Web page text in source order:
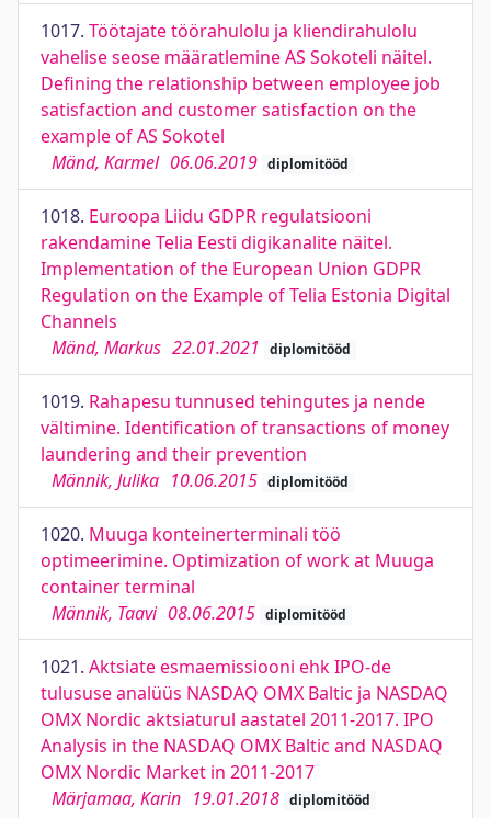
1017. Töötajate töörahulolu ja kliendirahulolu
vahelise seose määratlemine AS Sokoteli näitel.
Defining the relationship between employee job
satisfaction and customer satisfaction on the
example of AS Sokotel
Mänd, Karmel 06.06.2019 diplomitööd
1018. Euroopa Liidu GDPR regulatsiooni
rakendamine Telia Eesti digikanalite näitel.
Implementation of the European Union GDPR
Regulation on the Example of Telia Estonia Digital
Channels
Mänd, Markus 22.01.2021 diplomitööd
1019. Rahapesu tunnused tehingutes ja nende
vältimine. Identification of transactions of money
laundering and their prevention
Männik, Julika 10.06.2015 diplomitööd
1020. Muuga konteinerterminali töö
optimeerimine. Optimization of work at Muuga
container terminal
Männik, Taavi 08.06.2015 diplomitööd
1021. Aktsiate esmaemissiooni ehk IPO-de
tulususe analüüs NASDAQ OMX Baltic ja NASDAQ
OMX Nordic aktsiaturul aastatel 2011-2017. IPO
Analysis in the NASDAQ OMX Baltic and NASDAQ
OMX Nordic Market in 2011-2017
Märjamaa, Karin 19.01.2018 diplomitööd